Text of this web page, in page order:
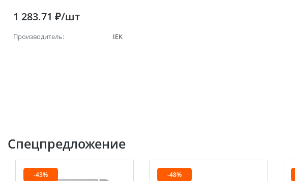
1 283.71 ₽/шт
Производитель: IEK
Спецпредложение
-43% -48%